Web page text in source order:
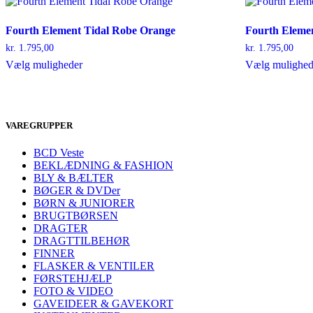
kan
på
Fourth Element Tidal Robe Orange
kr. 1.795,00
Vælg mulighederDette
vælges
på
varesiden
Fourth
kr. 1.795,00
Vælg
VAREGRUPPER
BCD Veste
BEKLÆDNING & FASHION
BLY & BÆLTER
BØGER & DVDer
BØRN & JUNIORER
BRUGTBØRSEN
DRAGTER
DRAGTTILBEHØR
FINNER
FLASKER & VENTILER
FØRSTEHJÆLP
FOTO & VIDEO
GAVEIDEER & GAVEKORT